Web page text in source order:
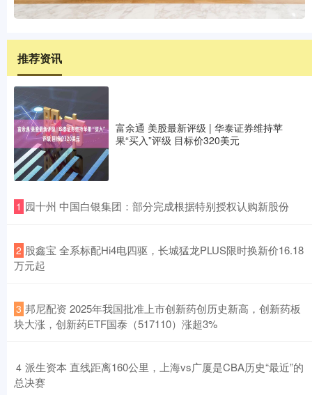
推荐资讯
富余通 美股最新评级 | 华泰证券维持苹
果“买入”评级 目标价320美元
1 ​园十州 中国白银集团：部分完成根据特别授权认购新股份
2 ​股鑫宝 全系标配Hi4电四驱，长城猛龙PLUS限时换新价16.18
万元起
3 ​邦尼配资 2025年我国批准上市创新药创历史新高，创新药板
块大涨，创新药ETF国泰（517110）涨超3%
4 ​派生资本 直线距离160公里，上海vs广厦是CBA历史“最近”的
总决赛